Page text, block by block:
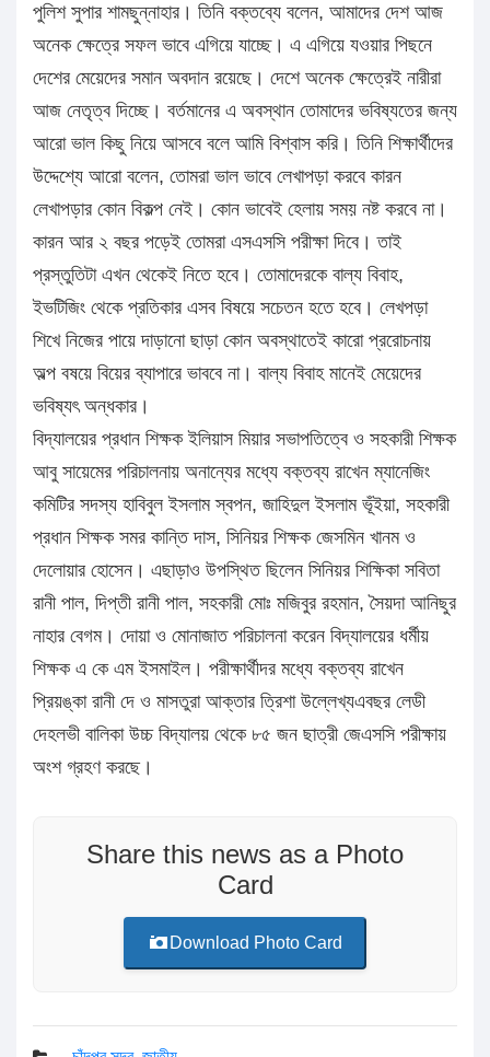
পুলিশ সুপার শামছুন্নাহার। তিনি বক্তব্যে বলেন, আমাদের দেশ আজ
অনেক ক্ষেত্রে সফল ভাবে এগিয়ে যাচ্ছে। এ এগিয়ে যওয়ার পিছনে
দেশের মেয়েদের সমান অবদান রয়েছে। দেশে অনেক ক্ষেত্রেই নারীরা
আজ নেতৃত্ব দিচ্ছে। বর্তমানের এ অবস্থান তোমাদের ভবিষ্যতের জন্য
আরো ভাল কিছু নিয়ে আসবে বলে আমি বিশ্বাস করি। তিনি শিক্ষার্থীদের
উদ্দেশ্যে আরো বলেন, তোমরা ভাল ভাবে লেখাপড়া করবে কারন
লেখাপড়ার কোন বিকল্প নেই। কোন ভাবেই হেলায় সময় নষ্ট করবে না।
কারন আর ২ বছর পড়েই তোমরা এসএসসি পরীক্ষা দিবে। তাই
প্রস্তুতিটা এখন থেকেই নিতে হবে। তোমাদেরকে বাল্য বিবাহ,
ইভটিজিং থেকে প্রতিকার এসব বিষয়ে সচেতন হতে হবে। লেখপড়া
শিখে নিজের পায়ে দাড়ানো ছাড়া কোন অবস্থাতেই কারো প্ররোচনায়
অল্প বষয়ে বিয়ের ব্যাপারে ভাববে না। বাল্য বিবাহ মানেই মেয়েদের
ভবিষ্যৎ অন্ধকার।
বিদ্যালয়ের প্রধান শিক্ষক ইলিয়াস মিয়ার সভাপতিত্বে ও সহকারী শিক্ষক
আবু সায়েমের পরিচালনায় অনান্যের মধ্যে বক্তব্য রাখেন ম্যানেজিং
কমিটির সদস্য হাবিবুল ইসলাম স্বপন, জাহিদুল ইসলাম ভূঁইয়া, সহকারী
প্রধান শিক্ষক সমর কান্তি দাস, সিনিয়র শিক্ষক জেসমিন খানম ও
দেলোয়ার হোসেন। এছাড়াও উপস্থিত ছিলেন সিনিয়র শিক্ষিকা সবিতা
রানী পাল, দিপ্তী রানী পাল, সহকারী মোঃ মজিবুর রহমান, সৈয়দা আনিছুর
নাহার বেগম। দোয়া ও মোনাজাত পরিচালনা করেন বিদ্যালয়ের ধর্মীয়
শিক্ষক এ কে এম ইসমাইল। পরীক্ষার্থীদর মধ্যে বক্তব্য রাখেন
প্রিয়ঙ্কা রানী দে ও মাসতুরা আক্তার ত্রিশা উল্লেখ্যএবছর লেডী
দেহলভী বালিকা উচ্চ বিদ্যালয় থেকে ৮৫ জন ছাত্রী জেএসসি পরীক্ষায়
অংশ গ্রহণ করছে।
Share this news as a Photo
Card
Download Photo Card